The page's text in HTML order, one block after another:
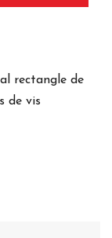
rectangle de
de vis